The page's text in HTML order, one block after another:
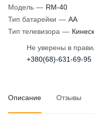
Модель — RM-40
Тип батарейки — AA
Тип телевизора —
Не уверены в
+380(68)-631-69-95
Описание Отзывы